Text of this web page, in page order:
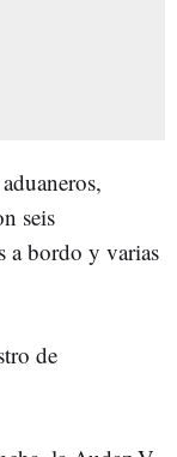
seis
a bordo y varias
de